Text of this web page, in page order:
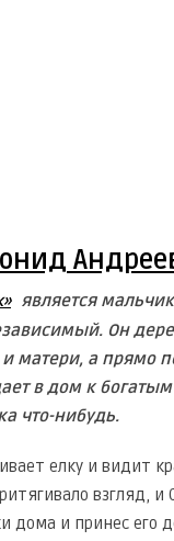
является
Он
матери, а прямо
в дом к
что-нибудь.
елку и видит
взгляд,
дома и принес его